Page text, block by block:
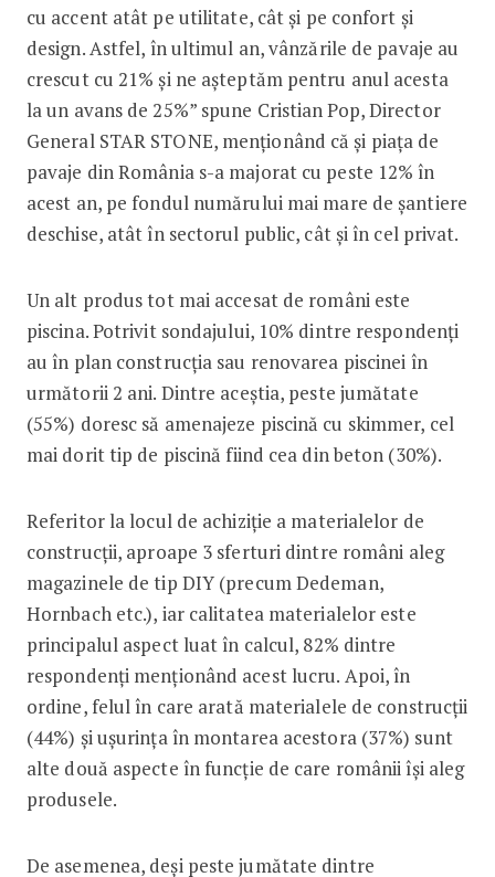
cu accent atât pe utilitate, cât și pe confort și
design. Astfel, în ultimul an, vânzările de pavaje au
crescut cu 21% și ne așteptăm pentru anul acesta
la un avans de 25%” spune Cristian Pop, Director
General STAR STONE, menționând că și piața de
pavaje din România s-a majorat cu peste 12% în
acest an, pe fondul numărului mai mare de șantiere
deschise, atât în sectorul public, cât și în cel privat.
Un alt produs tot mai accesat de români este
piscina. Potrivit sondajului, 10% dintre respondenți
au în plan construcția sau renovarea piscinei în
următorii 2 ani. Dintre aceștia, peste jumătate
(55%) doresc să amenajeze piscină cu skimmer, cel
mai dorit tip de piscină fiind cea din beton (30%).
Referitor la locul de achiziție a materialelor de
construcții, aproape 3 sferturi dintre români aleg
magazinele de tip DIY (precum Dedeman,
Hornbach etc.), iar calitatea materialelor este
principalul aspect luat în calcul, 82% dintre
respondenți menționând acest lucru. Apoi, în
ordine, felul în care arată materialele de construcții
(44%) și ușurința în montarea acestora (37%) sunt
alte două aspecte în funcție de care românii își aleg
produsele.
De asemenea, deși peste jumătate dintre